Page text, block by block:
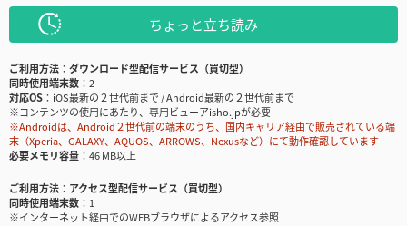
ちょっと立ち読み
ご利用方法
ダウンロード型配信サービス（買切型）
同時使用端末数
2
対応OS
iOS最新の２世代前まで / Android最新の２世代前まで
※コンテンツの使用にあたり、専用ビューアisho.jpが必要
※Androidは、Android２世代前の端末のうち、国内キャリア経由で販売されている端
末（Xperia、GALAXY、AQUOS、ARROWS、Nexusなど）にて動作確認しています
必要メモリ容量
46 MB以上
ご利用方法
アクセス型配信サービス（買切型）
同時使用端末数
1
※インターネット経由でのWEBブラウザによるアクセス参照